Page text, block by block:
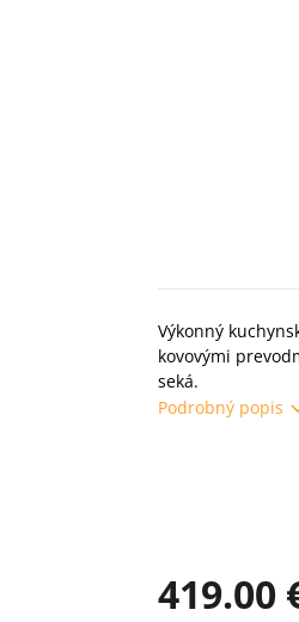
Výkonný
kovovými
seká.
Podrobný popis
419.00